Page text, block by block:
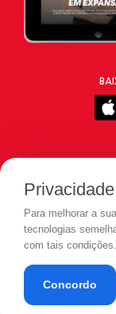
Privacidade
Para melhorar a
tecnologias
com tais condições.
Concordo